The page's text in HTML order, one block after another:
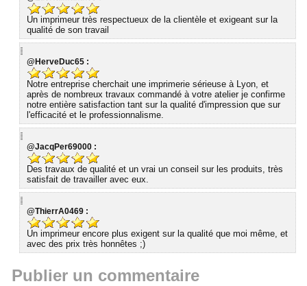
Un imprimeur très respectueux de la clientèle et exigeant sur la
qualité de son travail
@HerveDuc65 :
Notre entreprise cherchait une imprimerie sérieuse à Lyon, et
après de nombreux travaux commandé à votre atelier je confirme
notre entière satisfaction tant sur la qualité d'impression que sur
l'efficacité et le professionnalisme.
@JacqPer69000 :
Des travaux de qualité et un vrai un conseil sur les produits, très
satisfait de travailler avec eux.
@ThierrA0469 :
Un imprimeur encore plus exigent sur la qualité que moi même, et
avec des prix très honnêtes ;)
Publier un commentaire